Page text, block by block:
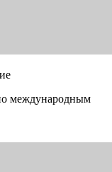
международным